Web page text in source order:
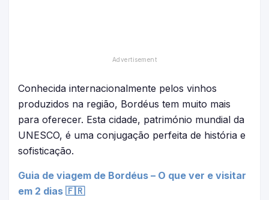
Conhecida internacionalmente pelos vinhos
produzidos na região, Bordéus tem muito mais
para oferecer. Esta cidade, património mundial da
UNESCO, é uma conjugação perfeita de história e
sofisticação.
Guia de viagem de Bordéus – O que ver e visitar
em 2 dias 🇫🇷